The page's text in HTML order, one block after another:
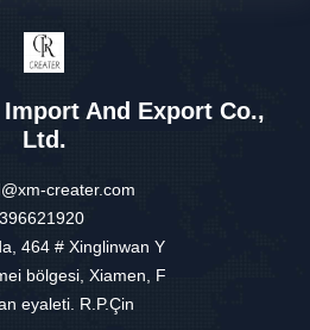
And Export Co.,
Ltd.
creater.com
464 # Xinglinwan Y
bölgesi, Xiamen, F
eyaleti. R.P.Çin